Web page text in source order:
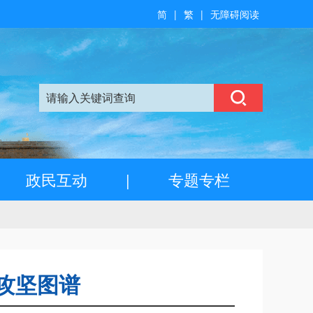
无障碍阅读
|
繁
|
简
政民互动 | 专题专栏
坚图谱